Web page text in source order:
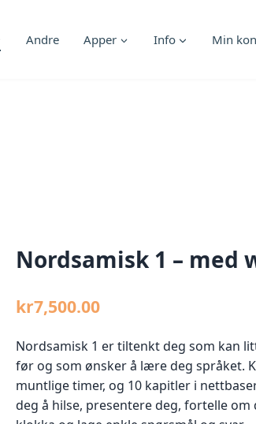
Andre Apper Info Min
Nordsamisk 1 – med
kr7,500.00
Nordsamisk 1 er tiltenkt deg som kan
før og som ønsker å lære deg språket.
muntlige timer, og 10 kapitler i
deg å hilse, presentere deg, fortelle om